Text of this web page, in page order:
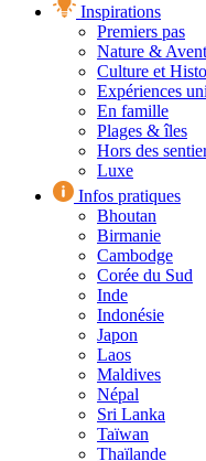
Inspirations
Premiers pas
Nature &
Culture et
Expériences
En famille
Plages & îles
Hors des
Luxe
Infos pratiques
Bhoutan
Birmanie
Cambodge
Corée du Sud
Inde
Indonésie
Japon
Laos
Maldives
Népal
Sri Lanka
Taïwan
Thaïlande